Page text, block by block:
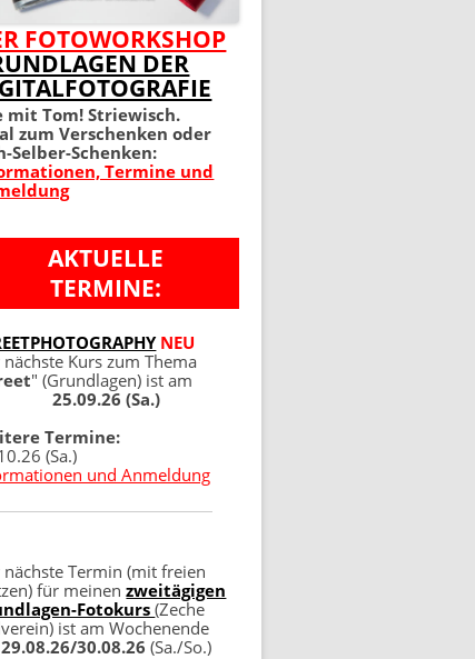
MEIN PERFEKTES FOTO 2.
AUFLAGE
100 TIPPS UND TRICKS 4.
AUFLAGE
FOTOWORKSHOP
DER
mit Tom! Striewisch.
zum Verschenken oder
Selber-Schenken:
Termine und
AKTUELLE
TERMINE:
NEU
nächste Kurs zum Thema
" (Grundlagen) ist am
25.09.26 (Sa.)
Termine:
(Sa.)
und Anmeldung
nächste Termin (mit freien
für meinenzweitägigen
Fotokurs(Zeche
ist am Wochenende
29.08.26/30.08.26 (Sa./So.)